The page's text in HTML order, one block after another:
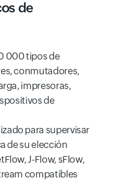
de
000 tipos de
conmutadores,
impresoras,
de
para supervisar
de su elección
J-Flow, sFlow,
compatibles